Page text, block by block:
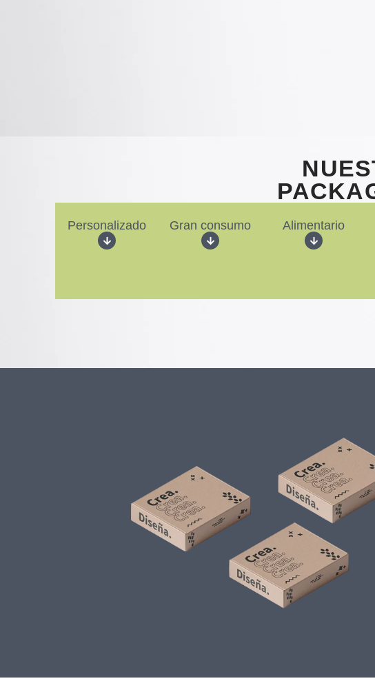
Personalizado Gran consumo Alimentario